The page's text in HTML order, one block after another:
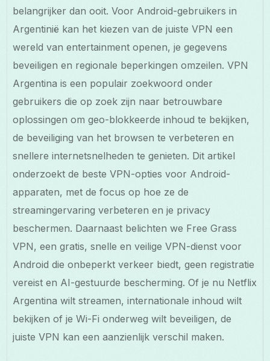
belangrijker dan ooit. Voor Android-gebruikers in
Argentinië kan het kiezen van de juiste VPN een
wereld van entertainment openen, je gegevens
beveiligen en regionale beperkingen omzeilen. VPN
Argentina is een populair zoekwoord onder
gebruikers die op zoek zijn naar betrouwbare
oplossingen om geo-blokkeerde inhoud te bekijken,
de beveiliging van het browsen te verbeteren en
snellere internetsnelheden te genieten. Dit artikel
onderzoekt de beste VPN-opties voor Android-
apparaten, met de focus op hoe ze de
streamingervaring verbeteren en je privacy
beschermen. Daarnaast belichten we Free Grass
VPN, een gratis, snelle en veilige VPN-dienst voor
Android die onbeperkt verkeer biedt, geen registratie
vereist en AI-gestuurde bescherming. Of je nu Netflix
Argentina wilt streamen, internationale inhoud wilt
bekijken of je Wi-Fi onderweg wilt beveiligen, de
juiste VPN kan een aanzienlijk verschil maken.